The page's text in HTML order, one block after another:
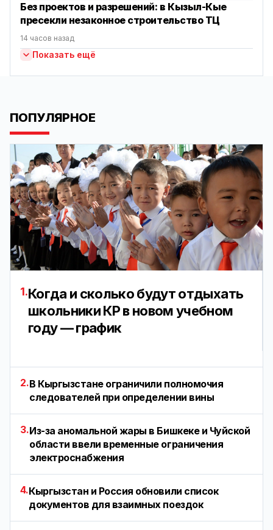
Без проектов и разрешений: в Кызыл-Кые
пресекли незаконное строительство ТЦ
14 часов назад
Показать ещё
ПОПУЛЯРНОЕ
1.Когда и сколько будут отдыхать
школьники КР в новом учебном
году — график
2.В Кыргызстане ограничили полномочия
следователей при определении вины
3.Из-за аномальной жары в Бишкеке и Чуйской
области ввели временные ограничения
электроснабжения
4.Кыргызстан и Россия обновили список
документов для взаимных поездок